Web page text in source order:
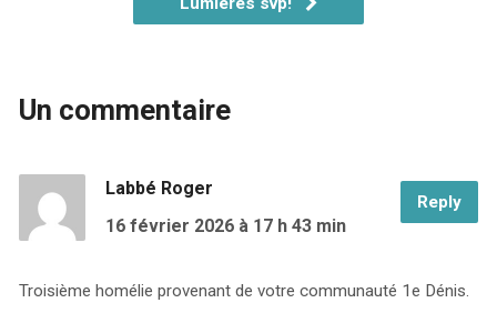
Un commentaire
Reply
Labbé Roger
16 février 2026 à 17 h 43 min
Troisième homélie provenant de votre communauté 1e Dénis.